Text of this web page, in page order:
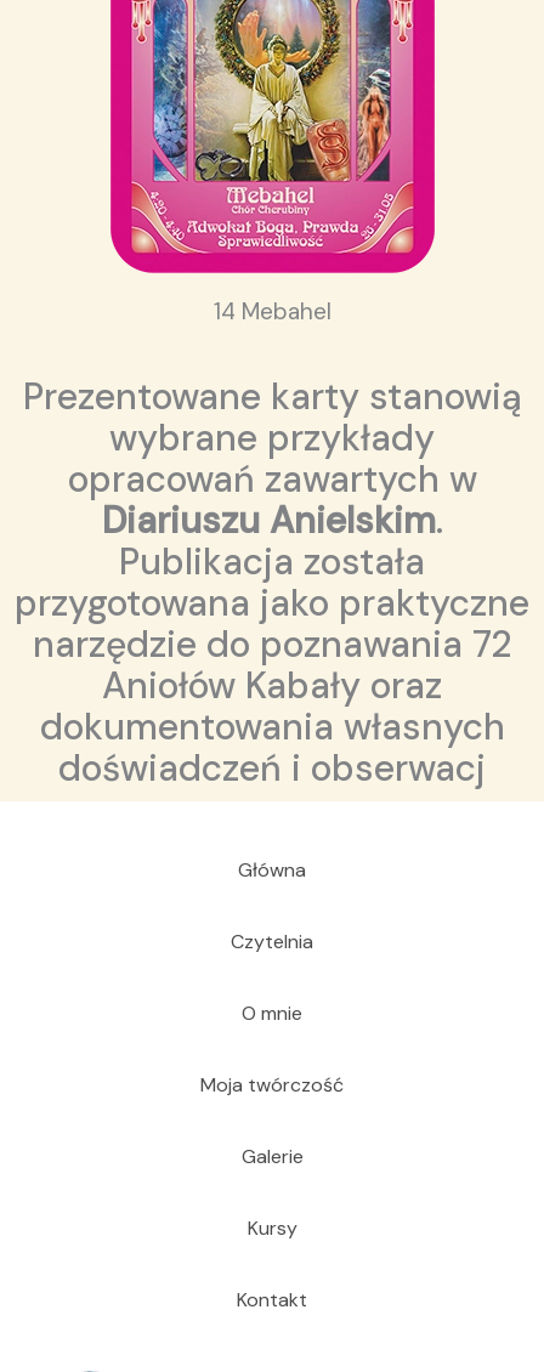
14 Mebahel
Prezentowane karty stanowią
wybrane przykłady
opracowań zawartych w
Diariuszu Anielskim.
Publikacja została
przygotowana jako praktyczne
narzędzie do poznawania 72
Aniołów Kabały oraz
dokumentowania własnych
doświadczeń i obserwacj
Główna
Czytelnia
O mnie
Moja twórczość
Galerie
Kursy
Kontakt